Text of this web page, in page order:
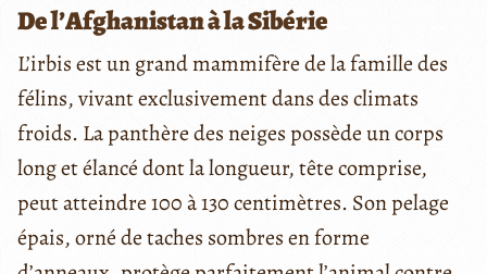
De l’Afghanistan à la Sibérie
L’irbis est un grand mammifère de la famille des
félins, vivant exclusivement dans des climats
froids. La panthère des neiges possède un corps
long et élancé dont la longueur, tête comprise,
peut atteindre 100 à 130 centimètres. Son pelage
épais, orné de taches sombres en forme